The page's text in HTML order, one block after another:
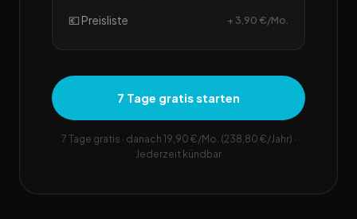
💶 Preisliste + 3,90 €/Mo.
7 Tage gratis starten
7 Tage gratis · danach 19,90 €/Mo. (238,80 €/Jahr) ·
Jederzeit kündbar